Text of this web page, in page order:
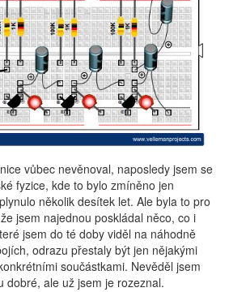
vůbec nevěnoval, naposledy jsem se
fyzice, kde to bylo zmíněno jen
několik desítek let. Ale byla to pro
jsem najednou poskládal něco, co i
jsem do té doby viděl na náhodně
odrazu přestaly být jen nějakými
součástkami. Nevěděl jsem
dobré, ale už jsem je rozeznal.